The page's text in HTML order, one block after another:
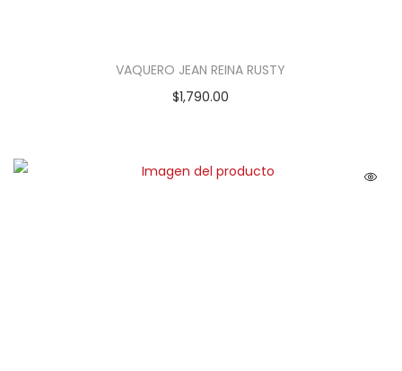
VAQUERO JEAN REINA RUSTY
$1,790.00